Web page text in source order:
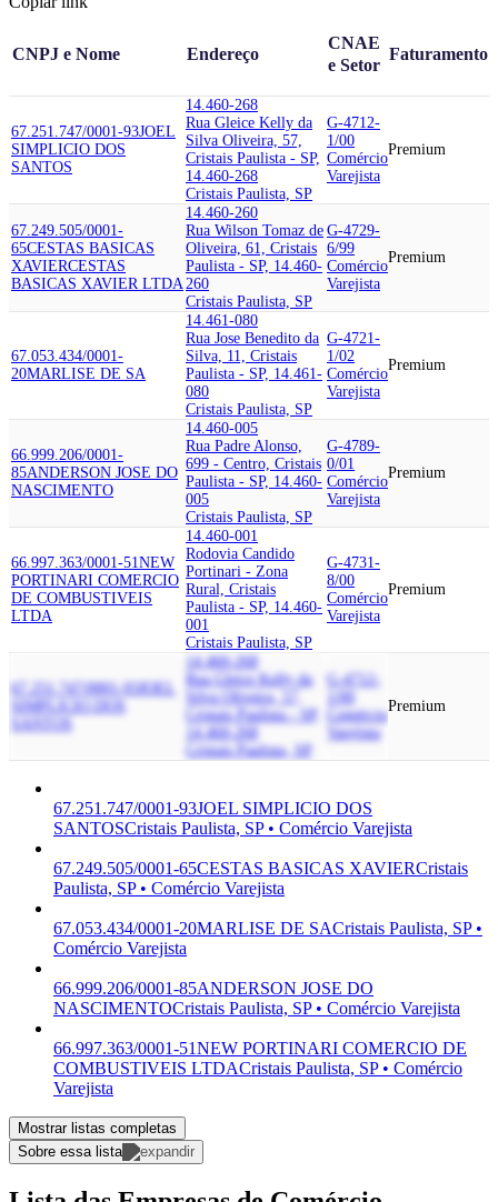
CNPJ e Nome Endereço
CNAE
e Setor
Faturamento
67.251.747/0001-93JOEL
SIMPLICIO DOS
SANTOS
14.460-268
Rua Gleice Kelly da
Silva Oliveira, 57,
Cristais Paulista - SP,
14.460-268
Cristais Paulista, SP
G-4712-
1/00
Comércio
Varejista
Premium
67.249.505/0001-
65CESTAS BASICAS
XAVIERCESTAS
BASICAS XAVIER LTDA
14.460-260
Rua Wilson Tomaz de
Oliveira, 61, Cristais
Paulista - SP, 14.460-
260
Cristais Paulista, SP
G-4729-
6/99
Comércio
Varejista
Premium
67.053.434/0001-
20MARLISE DE SA
14.461-080
Rua Jose Benedito da
Silva, 11, Cristais
Paulista - SP, 14.461-
080
Cristais Paulista, SP
G-4721-
1/02
Comércio
Varejista
Premium
66.999.206/0001-
85ANDERSON JOSE DO
NASCIMENTO
14.460-005
Rua Padre Alonso,
699 - Centro, Cristais
Paulista - SP, 14.460-
005
Cristais Paulista, SP
G-4789-
0/01
Comércio
Varejista
Premium
66.997.363/0001-51NEW
PORTINARI COMERCIO
DE COMBUSTIVEIS
LTDA
14.460-001
Rodovia Candido
Portinari - Zona
Rural, Cristais
Paulista - SP, 14.460-
001
Cristais Paulista, SP
G-4731-
8/00
Comércio
Varejista
Premium
67.251.747/0001-93JOEL
SIMPLICIO DOS
SANTOS
14.460-268
Rua Gleice Kelly da
Silva Oliveira, 57,
Cristais Paulista - SP,
14.460-268
Cristais Paulista, SP
G-4712-
1/00
Comércio
Varejista
Premium
67.251.747/0001-93JOEL SIMPLICIO DOS
SANTOSCristais Paulista, SP • Comércio Varejista
67.249.505/0001-65CESTAS BASICAS XAVIERCristais
Paulista, SP • Comércio Varejista
67.053.434/0001-20MARLISE DE SACristais Paulista, SP •
Comércio Varejista
66.999.206/0001-85ANDERSON JOSE DO
NASCIMENTOCristais Paulista, SP • Comércio Varejista
66.997.363/0001-51NEW PORTINARI COMERCIO DE
COMBUSTIVEIS LTDACristais Paulista, SP • Comércio
Varejista
Mostrar listas completas
Sobre essa lista